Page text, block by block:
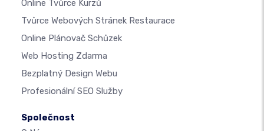
Online Tvůrce Kurzů
Tvůrce Webových Stránek Restaurace
Online Plánovač Schůzek
Web Hosting Zdarma
Bezplatný Design Webu
Profesionální SEO Služby
Společnost